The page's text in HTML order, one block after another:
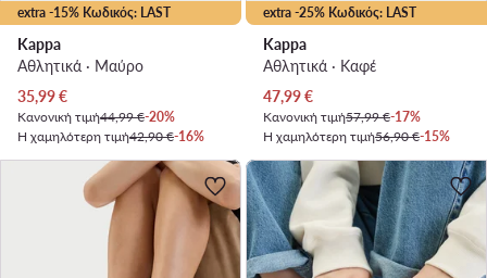
extra -15% Κωδικός: LAST
Kappa
Αθλητικά · Μαύρο
Τρέχουσα τιμή
35,99€
Κανονική τιμή44,99 €-20%
Η χαμηλότερη τιμή42,90 €-16%
extra -25% Κωδικός: LAST
Kappa
Αθλητικά · Καφέ
Τρέχουσα τιμή
47,99€
Κανονική τιμή57,99 €-17%
Η χαμηλότερη τιμή56,90 €-15%